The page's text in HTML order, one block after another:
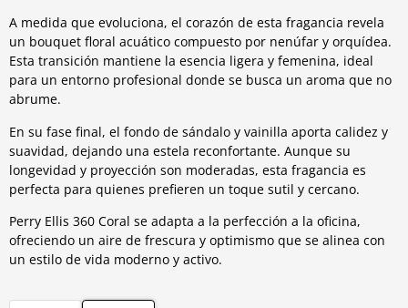
A medida que evoluciona, el corazón de esta fragancia revela
un bouquet floral acuático compuesto por nenúfar y orquídea.
Esta transición mantiene la esencia ligera y femenina, ideal
para un entorno profesional donde se busca un aroma que no
abrume.
En su fase final, el fondo de sándalo y vainilla aporta calidez y
suavidad, dejando una estela reconfortante. Aunque su
longevidad y proyección son moderadas, esta fragancia es
perfecta para quienes prefieren un toque sutil y cercano.
Perry Ellis 360 Coral se adapta a la perfección a la oficina,
ofreciendo un aire de frescura y optimismo que se alinea con
un estilo de vida moderno y activo.